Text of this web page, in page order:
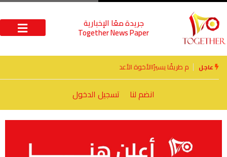
جريدة معًا الإخبارية
Together News Paper
عاجل الأخوة الأعداء وحتمًا لابد من لقاء
انضم لنا تسجيل الدخول